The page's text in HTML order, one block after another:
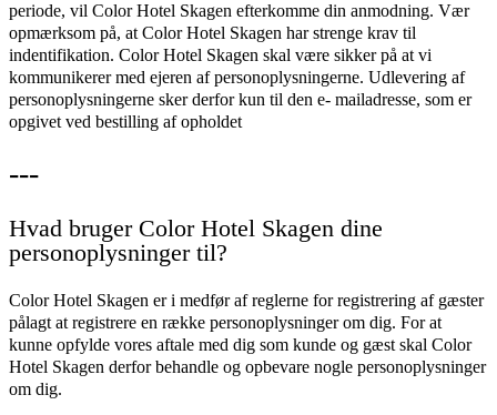
periode, vil Color Hotel Skagen efterkomme din anmodning. Vær
opmærksom på, at Color Hotel Skagen har strenge krav til
indentifikation. Color Hotel Skagen skal være sikker på at vi
kommunikerer med ejeren af personoplysningerne. Udlevering af
personoplysningerne sker derfor kun til den e- mailadresse, som er
opgivet ved bestilling af opholdet
---
Hvad bruger Color Hotel Skagen dine
personoplysninger til?
Color Hotel Skagen er i medfør af reglerne for registrering af gæster
pålagt at registrere en række personoplysninger om dig. For at
kunne opfylde vores aftale med dig som kunde og gæst skal Color
Hotel Skagen derfor behandle og opbevare nogle personoplysninger
om dig.